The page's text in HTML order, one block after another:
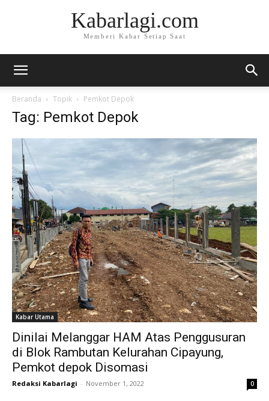
Kabarlagi.com
Memberi Kabar Setiap Saat
Beranda Topik Pemkot Depok
Tag: Pemkot Depok
Kabar Utama
Dinilai Melanggar HAM Atas Penggusuran
di Blok Rambutan Kelurahan Cipayung,
Pemkot depok Disomasi
Redaksi Kabarlagi - November 1, 2022 0